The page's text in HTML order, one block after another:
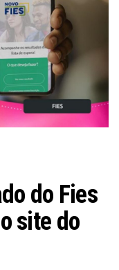
do Fies
site do